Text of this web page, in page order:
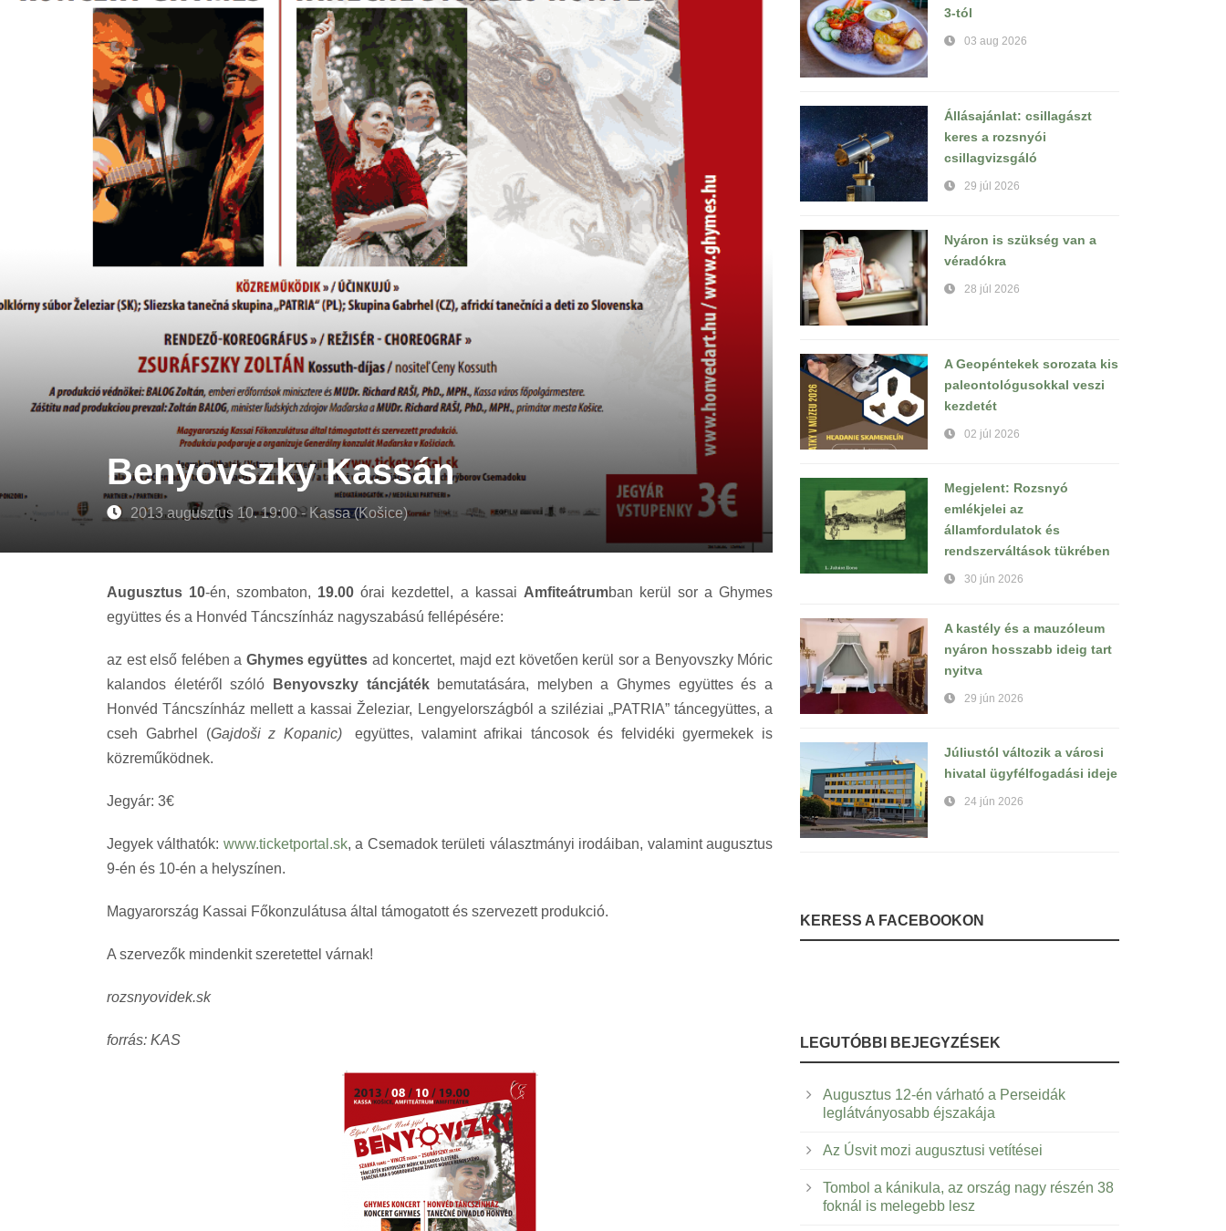
Benyovszky Kassán
2013 augusztus 10. 19:00 - Kassa (Košice)
Augusztus 10-én, szombaton, 19.00 órai kezdettel, a kassai Amfiteátrumban kerül sor a Ghymes
együttes és a Honvéd Táncszínház nagyszabású fellépésére:
az est első felében a Ghymes együttes ad koncertet, majd ezt követően kerül sor a Benyovszky Móric
kalandos életéről szóló
Benyovszky táncjátékbemutatására, melybena Ghymes együttes és a
Honvéd Táncszínház mellett a kassaiŽeleziar, Lengyelországból a sziléziai „PATRIA” táncegyüttes, a
cseh Gabrhel (Gajdoši z Kopanic)
együttes, valamint afrikai táncosok és felvidéki gyermekek is
közreműködnek.
Jegyár: 3€
Jegyek válthatók: www.ticketportal.sk, a Csemadok területi választmányi irodáiban, valamint augusztus
9-én és 10-én a helyszínen.
Magyarország Kassai Főkonzulátusa által támogatott és szervezett produkció.
A szervezők mindenkit szeretettel várnak!
rozsnyovidek.sk
forrás: KAS
3-tól
03 aug 2026
Állásajánlat: csillagászt
keres a rozsnyói
csillagvizsgáló
29 júl 2026
Nyáron is szükség van a
véradókra
28 júl 2026
A Geopéntekek sorozata kis
paleontológusokkal veszi
kezdetét
02 júl 2026
Megjelent: Rozsnyó
emlékjelei az
államfordulatok és
rendszerváltások tükrében
30 jún 2026
A kastély és a mauzóleum
nyáron hosszabb ideig tart
nyitva
29 jún 2026
Júliustól változik a városi
hivatal ügyfélfogadási ideje
24 jún 2026
KERESS A FACEBOOKON
LEGUTÓBBI BEJEGYZÉSEK
Augusztus 12-én várható a Perseidák
leglátványosabb éjszakája
Az Úsvit mozi augusztusi vetítései
Tombol a kánikula, az ország nagy részén 38
foknál is melegebb lesz